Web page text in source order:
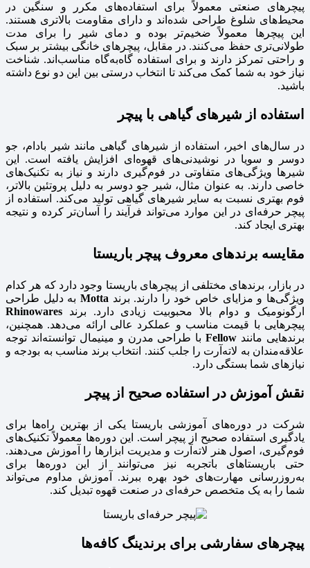
پیچرهای صنعتی معمولاً برای استفاده‌های مکرر و سنگین در
محیط‌های شلوغ طراحی شده‌اند و دارای مقاومت بالاتری هستند.
این پیچرها معمولاً ضخیم‌تر بوده و دمای شیر را برای مدت
طولانی‌تری حفظ می‌کنند. در مقابل، پیچرهای خانگی بیشتر بر سبک
و راحتی تمرکز دارند و برای استفاده گاه‌به‌گاه مناسب‌اند. شناخت
نیاز خود به شما کمک می‌کند تا انتخاب درستی بین این دو نوع داشته
باشید.
استفاده از شیرهای گیاهی با پیچر
در سال‌های اخیر، استفاده از شیرهای گیاهی مانند شیر بادام، جو
دوسر و سویا در نوشیدنی‌های قهوه‌ای افزایش یافته است. این
شیرها ویژگی‌های متفاوتی در فوم‌گیری دارند و نیاز به تکنیک‌های
خاصی دارند. به عنوان مثال، شیر جو دوسر به دلیل پروتئین بالاتر،
فوم بهتری نسبت به سایر شیرهای گیاهی تولید می‌کند. استفاده از
پیچر حرفه‌ای در این موارد می‌تواند فرآیند را آسان‌تر کرده و نتیجه
بهتری ایجاد کند.
مقایسه برندهای معروف پیچر باریستا
در بازار، برندهای مختلفی از پیچرهای باریستا وجود دارد که هر کدام
ویژگی‌ها و مزایای خاص خود را دارند. برند Motta به دلیل طراحی
ارگونومیک و دوام بالا محبوبیت زیادی دارد. برند Rhinowares
پیچرهایی با قیمت مناسب و عملکرد عالی ارائه می‌دهد. همچنین،
برندهایی مانند Fellowبا طراحی مدرن و مینیمال توانسته‌اند توجه
علاقه‌مندان به لاته‌آرت را جلب کنند. انتخاب برند مناسب به بودجه و
نیازهای شما بستگی دارد.
نقش آموزش در استفاده صحیح از پیچر
شرکت در دوره‌های آموزشی باریستا یکی از بهترین راه‌ها برای
یادگیری استفاده صحیح از پیچر است. این دوره‌ها معمولاً تکنیک‌های
فوم‌گیری، اصول هنر لاته‌آرت و مدیریت ابزارها را آموزش می‌دهند.
حتی باریستاهای باتجربه نیز می‌توانند از این دوره‌ها برای
به‌روزرسانی مهارت‌های خود بهره ببرند. آموزش مداوم می‌تواند
شما را به یک متخصص حرفه‌ای در صنعت قهوه تبدیل کند.
پیچرهای سفارشی برای برندینگ کافه‌ها